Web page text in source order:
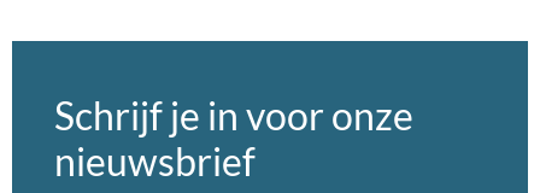
Schrijf je in voor onze
nieuwsbrief